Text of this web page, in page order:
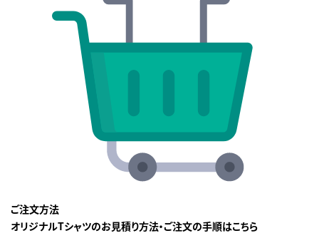
ご注文方法
オリジナルTシャツのお見積り方法・ご注文の手順はこちら